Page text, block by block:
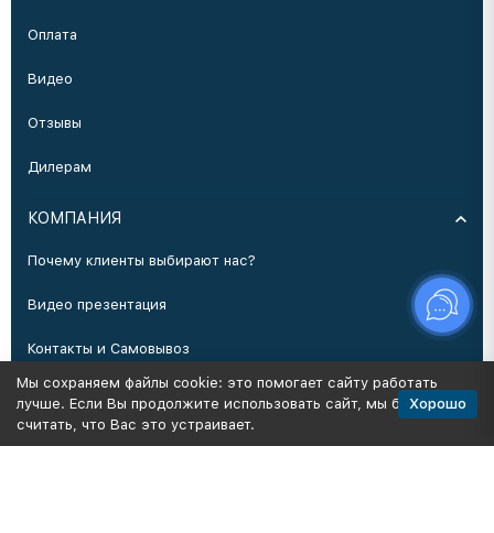
Оплата
Видео
Отзывы
Дилерам
КОМПАНИЯ
Почему клиенты выбирают нас?
Видео презентация
Контакты и Самовывоз
Производство
Мы сохраняем файлы cookie: это помогает сайту работать
лучше. Если Вы продолжите использовать сайт, мы будем
считать, что Вас это устраивает.
Хорошо